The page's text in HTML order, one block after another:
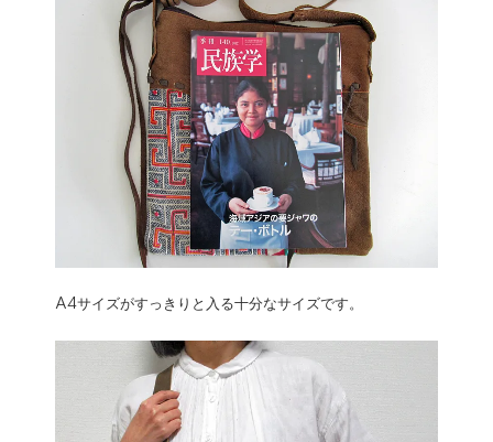
A4サイズがすっきりと入る十分なサイズです。